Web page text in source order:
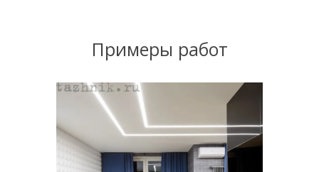
Примеры работ